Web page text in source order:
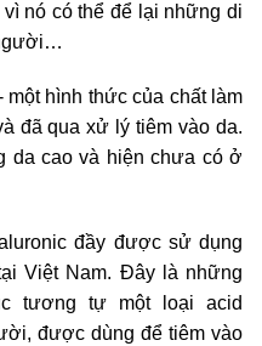
nó có thể để lại những di
một hình thức của chất làm
đã qua xử lý tiêm vào da.
da cao và hiện chưa có ở
đầy được sử dụng
Việt Nam. Đây là những
tương tự một loại acid
được dùng để tiêm vào